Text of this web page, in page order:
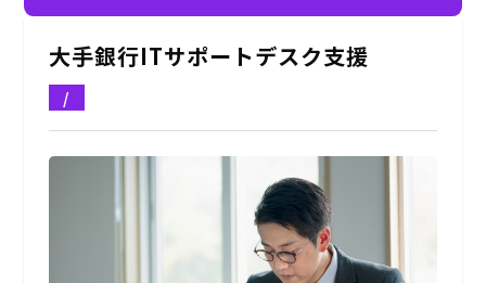
大手銀行ITサポートデスク支援
/